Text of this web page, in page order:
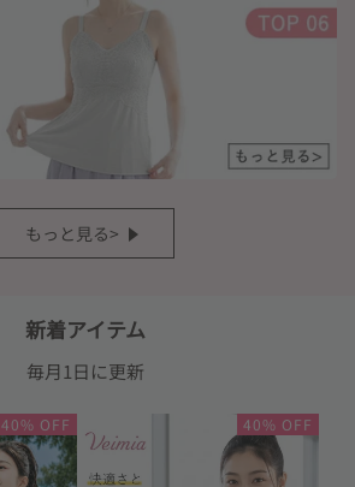
もっと見る>
新着アイテム
毎月1日に更新
40% OFF 40% OFF
image: